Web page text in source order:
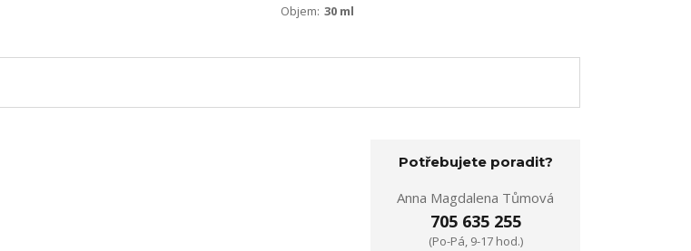
Objem: 30 ml
Potřebujete poradit?
Anna Magdalena Tůmová
705 635 255
(Po-Pá, 9-17 hod.)